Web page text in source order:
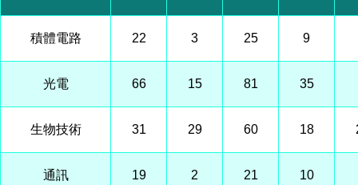
積體電路 22 3 25 9
光電 66 15 81 35
生物技術 31 29 60 18
通訊 19 2 21 10